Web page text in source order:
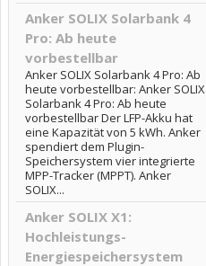
Anker SOLIX Solarbank 4
Pro: Ab heute
vorbestellbar
Anker SOLIX Solarbank 4 Pro: Ab
heute vorbestellbar: Anker SOLIX
Solarbank 4 Pro: Ab heute
vorbestellbar Der LFP-Akku hat
eine Kapazität von 5 kWh. Anker
spendiert dem Plugin-
Speichersystem vier integrierte
MPP-Tracker (MPPT). Anker
SOLIX...
Anker SOLIX X1:
Hochleistungs-
Energiespeichersystem